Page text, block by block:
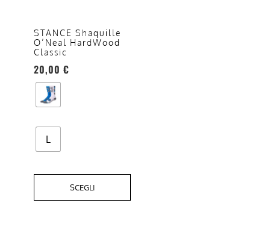
STANCE Shaquille
O’Neal HardWood
Classic
20,00 €
L
SCEGLI
opzioni
possono
essere
scelte
nella
pagina
prodotto